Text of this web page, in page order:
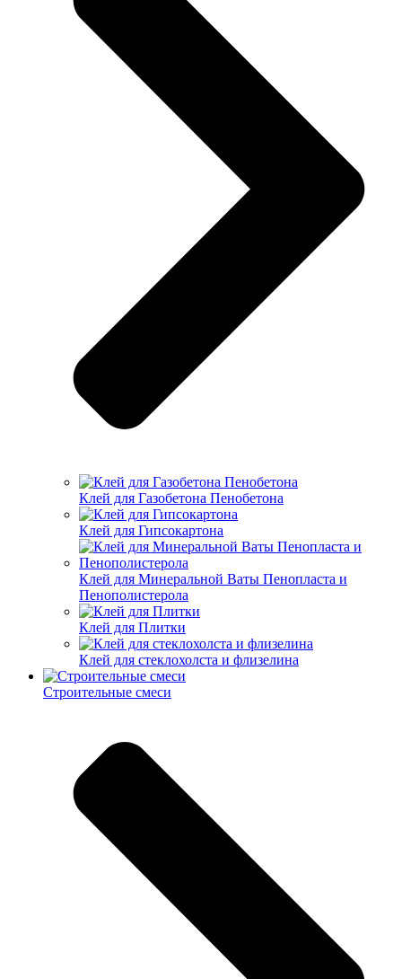
Клей для Газобетона Пенобетона
Клей для Гипсокартона
Клей для Минеральной Ваты Пенопласта и
Пенополистерола
Клей для Плитки
Клей для стеклохолста и флизелина
Строительные смеси